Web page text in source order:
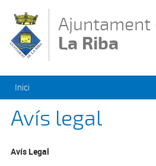
Ajuntament
La Riba
Esteu aquí
Inici
Avís legal
Avís Legal